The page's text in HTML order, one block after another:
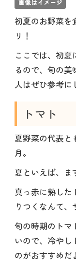
画像はイメージ
初夏のお野菜を
リ！
ここでは、初夏
るので、旬の美
人はぜひ参考に
トマト
夏野菜の代表と
月。
夏といえば、ま
真っ赤に熟した
りつくなんて、
旬の時期のトマ
いので、冷やし
のがおすすめだ